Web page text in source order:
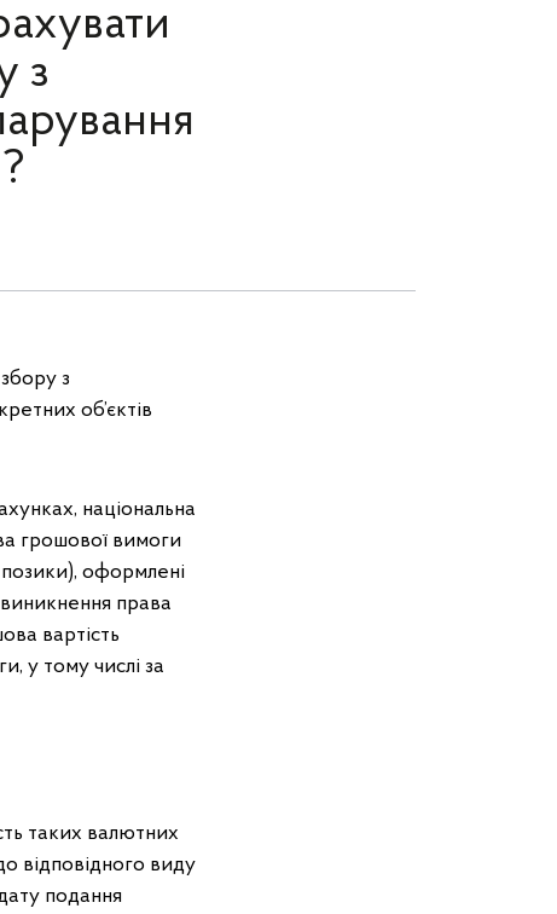
з
з
об’єктів
національна
грошової вимоги
оформлені
права
вартість
у тому числі за
таких валютних
відповідного виду
подання